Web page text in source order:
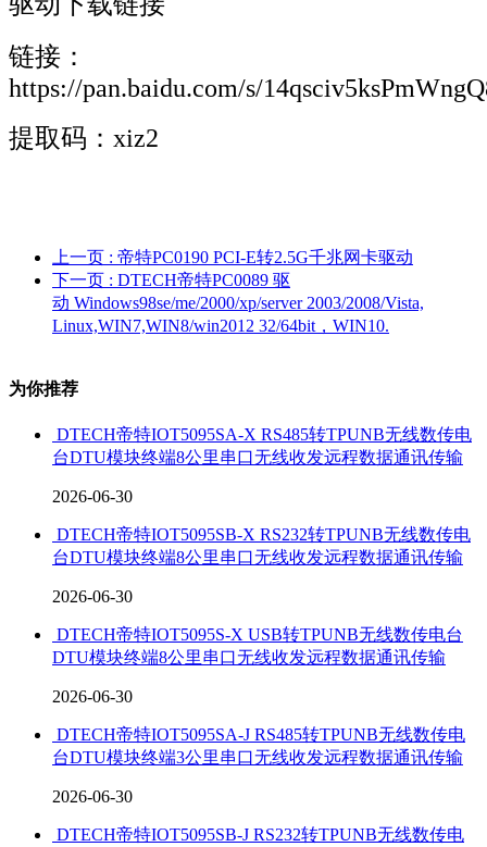
链接：
https://pan.baidu.com/s/
提取码：xiz2
上一页 : 帝特PC0190 PCI-E转2.5G千兆网卡驱动
下一页 : DTECH帝特PC0089 驱
动 Windows98se/me/2000/xp/server 2003/2008/Vista,
Linux,WIN7,WIN8/win2012 32/64bit，WIN10.
为你推荐
DTECH帝特IOT5095SA-X RS485转TPUNB无线数传电
台DTU模块终端8公里串口无线收发远程数据通讯传输
2026-06-30
DTECH帝特IOT5095SB-X RS232转TPUNB无线数传电
台DTU模块终端8公里串口无线收发远程数据通讯传输
2026-06-30
DTECH帝特IOT5095S-X USB转TPUNB无线数传电台
DTU模块终端8公里串口无线收发远程数据通讯传输
2026-06-30
DTECH帝特IOT5095SA-J RS485转TPUNB无线数传电
台DTU模块终端3公里串口无线收发远程数据通讯传输
2026-06-30
DTECH帝特IOT5095SB-J RS232转TPUNB无线数传电